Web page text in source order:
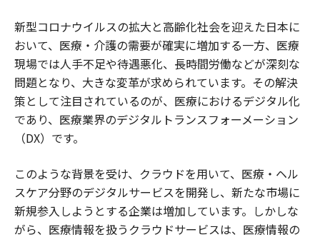
新型コロナウイルスの拡大と高齢化社会を迎えた日本に
おいて、医療・介護の需要が確実に増加する一方、医療
現場では人手不足や待遇悪化、長時間労働などが深刻な
問題となり、大きな変革が求められています。その解決
策として注目されているのが、医療におけるデジタル化
であり、医療業界のデジタルトランスフォーメーション
（DX）です。
このような背景を受け、クラウドを用いて、医療・ヘル
スケア分野のデジタルサービスを開発し、新たな市場に
新規参入しようとする企業は増加しています。しかしな
がら、医療情報を扱うクラウドサービスは、医療情報の